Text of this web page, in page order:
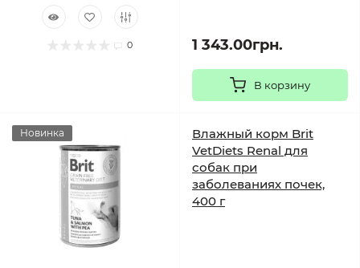
0 1 343.00грн.
В корзину
Новинка
Влажный корм Brit
VetDiets Renal для
собак при
заболеваниях почек,
400 г